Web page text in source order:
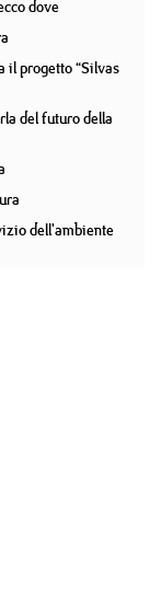
dove
il progetto “Silvas
del futuro della
dell'ambiente